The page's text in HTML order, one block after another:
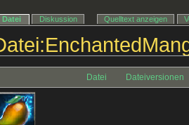
Datei Dateiversionen
Datei Diskussion Quelltext anzeigen